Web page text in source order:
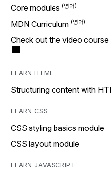
Core modules
MDN Curriculum
Check out the video
LEARN HTML
Structuring content with
LEARN CSS
CSS styling basics module
CSS layout module
LEARN JAVASCRIPT